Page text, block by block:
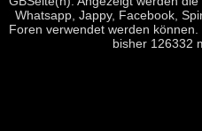
Whatsapp, Jappy, Facebook,
Foren verwendet werden
bisher 126332